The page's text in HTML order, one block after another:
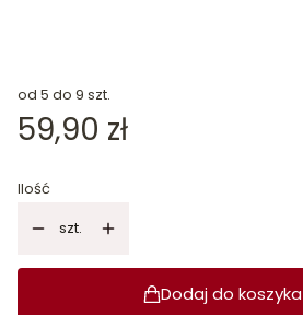
od 5 do 9 szt.
Cena
59,90 zł
Ilość
szt.
Dodaj do koszyka